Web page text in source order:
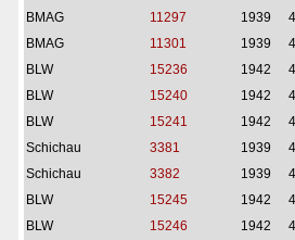
BMAG
11297 1939
BMAG
11301 1939
BLW
15236 1942
BLW
15240 1942
BLW
15241 1942
Schichau
3381 1939
Schichau
3382 1939
BLW
15245 1942
BLW
15246 1942